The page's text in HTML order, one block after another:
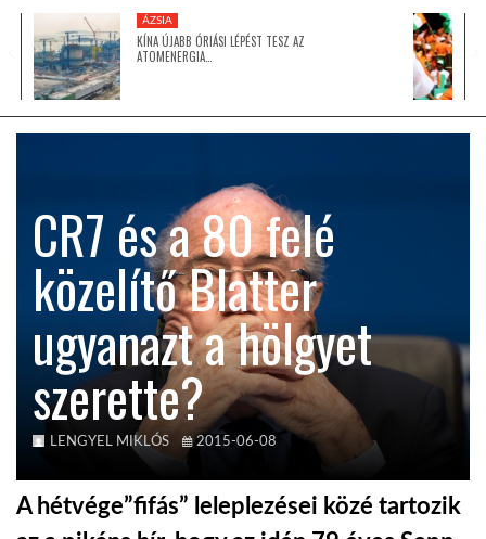
GLOBOTV BP
TROPICALMAGAZIN
GLOBOTV
AFRIKA TUDÁSTÁR
A NAP SZÉPE
LINKTR.EE
ÁZSIA
KÍNA ÚJABB ÓRIÁSI LÉPÉST TESZ AZ
ATOMENERGIA…
CR7 és a 80 felé
közelítő Blatter
ugyanazt a hölgyet
szerette?
LENGYEL MIKLÓS 2015-06-08
A hétvége”fifás” leleplezései közé tartozik